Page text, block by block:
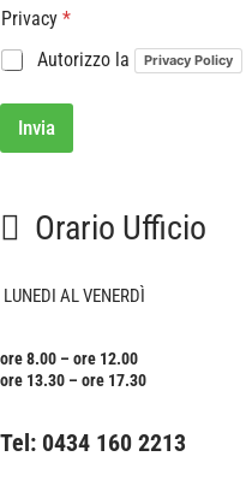
Privacy *
Autorizzo la
Privacy Policy
Invia
Orario Ufficio
LUNEDI AL VENERDÌ
ore 8.00 – ore 12.00
ore 13.30 – ore 17.30
Tel: 0434 160 2213